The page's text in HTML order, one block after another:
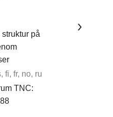
på
fi, fr, no, ru
TNC: